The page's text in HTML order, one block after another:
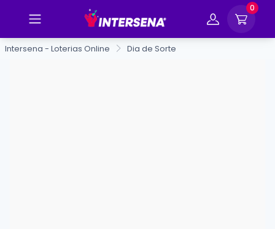
0
Intersena - Loterias Online Dia de Sorte